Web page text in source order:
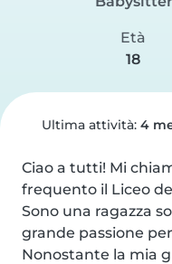
Età
18
Ultima attività: 4
Ciao a tutti! Mi
frequento il Liceo
Sono una ragazza
grande passione
Nonostante la mia